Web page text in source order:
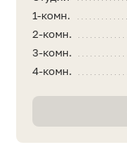
1-комн.
2-комн.
3-комн.
4-комн.